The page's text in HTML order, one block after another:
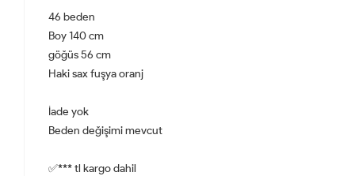
46 beden
Boy 140 cm
göğüs 56 cm
Haki sax fuşya oranj
İade yok
Beden değişimi mevcut
✅*** tl kargo dahil